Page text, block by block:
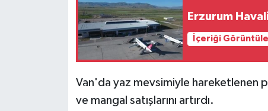
Erzurum
İçeriği Görüntüle
Van'da yaz mevsimiyle hareketlenen
ve mangal satışlarını artırdı.